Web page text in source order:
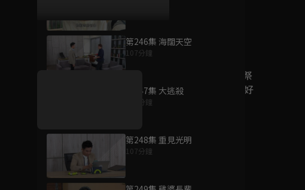
第246集 海闊天空
107分鐘
第247集 大逃殺
108分鐘
第248集 重見光明
107分鐘
好康資訊
7/21-8/20，盛夏追劇祭
升級VIP最優惠！獨家好